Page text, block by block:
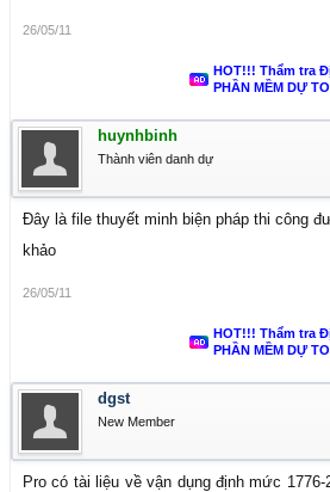
26/05/11
HOT!!! Thẩm tra
PHẦN MỀM DỰ
huynhbinh
Thành viên danh dự
Đây là file thuyết minh biện pháp thi công
khảo
26/05/11
HOT!!! Thẩm tra
PHẦN MỀM DỰ
dgst
New Member
Pro có tài liệu về vận dụng định mức